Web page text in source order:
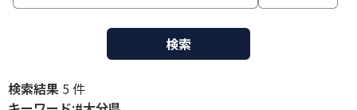
検索
検索結果 5 件